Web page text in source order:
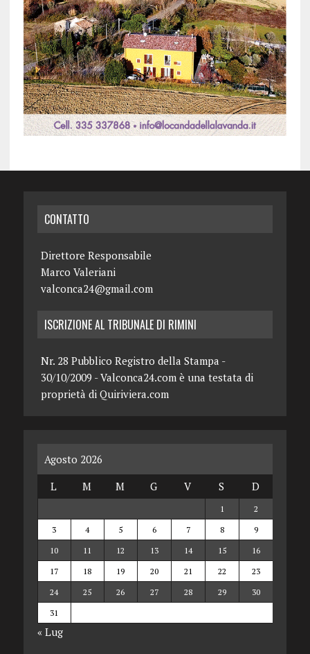
CONTATTO
Direttore Responsabile
Marco Valeriani
valconca24@gmail.com
ISCRIZIONE AL TRIBUNALE DI RIMINI
Nr. 28 Pubblico Registro della Stampa -
30/10/2009 - Valconca24.com è una testata di
proprietà di Quiriviera.com
Agosto 2026
L
M M G V S D
1
2
3
4 5 6 7 8
9
10
11 12 13 14 15
16
17
18 19 20 21 22
23
24
25 26 27 28 29
30
31
« Lug